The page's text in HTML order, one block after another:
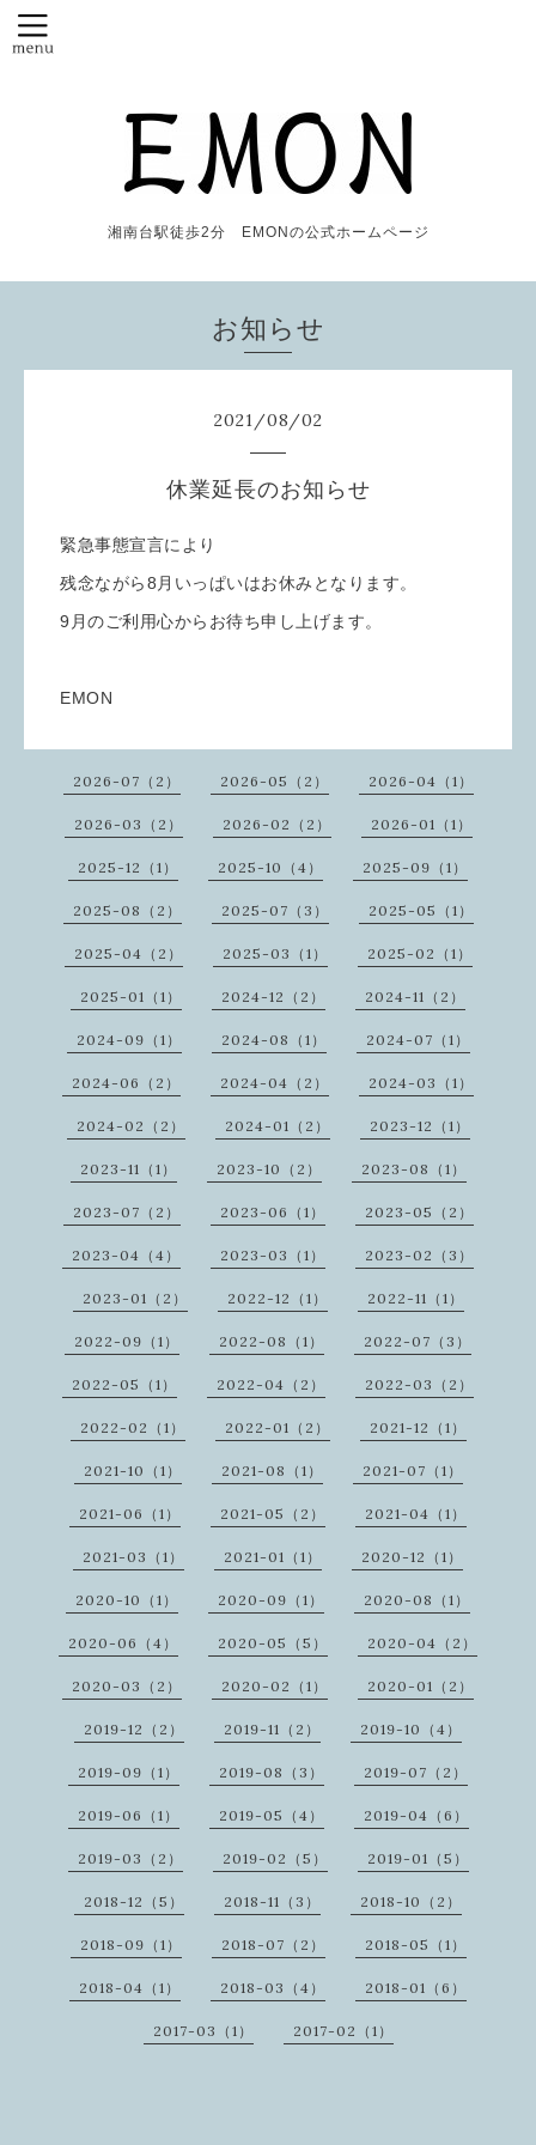
湘南台駅徒歩2分 EMONの公式ホームページ
お知らせ
2021/08/02
休業延長のお知らせ
緊急事態宣言により
残念ながら8月いっぱいはお休みとなります。
9月のご利用心からお待ち申し上げます。
EMON
2026-07（2） 2026-05（2） 2026-04（1）
2026-03（2） 2026-02（2） 2026-01（1）
2025-12（1） 2025-10（4） 2025-09（1）
2025-08（2） 2025-07（3） 2025-05（1）
2025-04（2） 2025-03（1） 2025-02（1）
2025-01（1） 2024-12（2） 2024-11（2）
2024-09（1） 2024-08（1） 2024-07（1）
2024-06（2） 2024-04（2） 2024-03（1）
2024-02（2） 2024-01（2） 2023-12（1）
2023-11（1） 2023-10（2） 2023-08（1）
2023-07（2） 2023-06（1） 2023-05（2）
2023-04（4） 2023-03（1） 2023-02（3）
2023-01（2） 2022-12（1） 2022-11（1）
2022-09（1） 2022-08（1） 2022-07（3）
2022-05（1） 2022-04（2） 2022-03（2）
2022-02（1） 2022-01（2） 2021-12（1）
2021-10（1） 2021-08（1） 2021-07（1）
2021-06（1） 2021-05（2） 2021-04（1）
2021-03（1） 2021-01（1） 2020-12（1）
2020-10（1） 2020-09（1） 2020-08（1）
2020-06（4） 2020-05（5） 2020-04（2）
2020-03（2） 2020-02（1） 2020-01（2）
2019-12（2） 2019-11（2） 2019-10（4）
2019-09（1） 2019-08（3） 2019-07（2）
2019-06（1） 2019-05（4） 2019-04（6）
2019-03（2） 2019-02（5） 2019-01（5）
2018-12（5） 2018-11（3） 2018-10（2）
2018-09（1） 2018-07（2） 2018-05（1）
2018-04（1） 2018-03（4） 2018-01（6）
2017-03（1） 2017-02（1）